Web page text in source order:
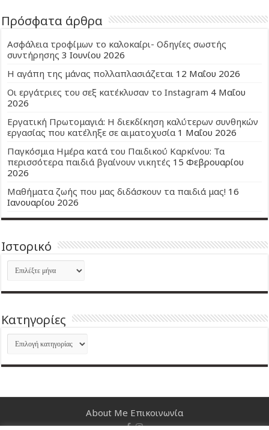
Πρόσφατα άρθρα
Ασφάλεια τροφίμων το καλοκαίρι- Οδηγίες σωστής
συντήρησης 3 Ιουνίου 2026
Η αγάπη της μάνας πολλαπλασιάζεται 12 Μαΐου 2026
Οι εργάτριες του σεξ κατέκλυσαν το Instagram 4 Μαΐου
2026
Εργατική Πρωτομαγιά: Η διεκδίκηση καλύτερων συνθηκών
εργασίας που κατέληξε σε αιματοχυσία 1 Μαΐου 2026
Παγκόσμια Ημέρα κατά του Παιδικού Καρκίνου: Τα
περισσότερα παιδιά βγαίνουν νικητές 15 Φεβρουαρίου
2026
Μαθήματα ζωής που μας διδάσκουν τα παιδιά μας! 16
Ιανουαρίου 2026
Ιστορικό
Ιστορικό
Kατηγορίες
Kατηγορίες
About Me Επικοινωνία